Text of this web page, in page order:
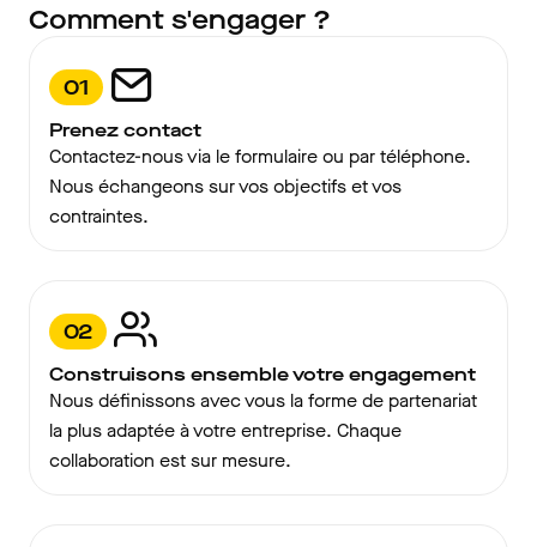
Comment s'engager ?
01
Prenez contact
Contactez-nous via le formulaire ou par téléphone.
Nous échangeons sur vos objectifs et vos
contraintes.
02
Construisons ensemble votre engagement
Nous définissons avec vous la forme de partenariat
la plus adaptée à votre entreprise. Chaque
collaboration est sur mesure.